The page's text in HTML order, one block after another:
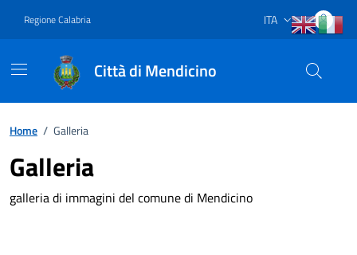
Regione Calabria Lingua attiva:
ITA
Città di Mendicino
Home / Galleria
Galleria
galleria di immagini del comune di Mendicino